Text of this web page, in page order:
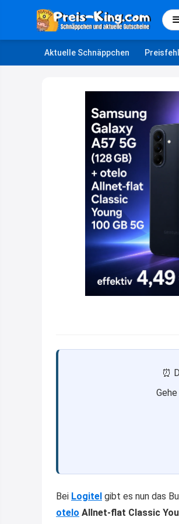
☰
Aktuelle Schnäppchen
⏰
Bei Logitel gibt es nun das
otelo Allnet-flat Classic